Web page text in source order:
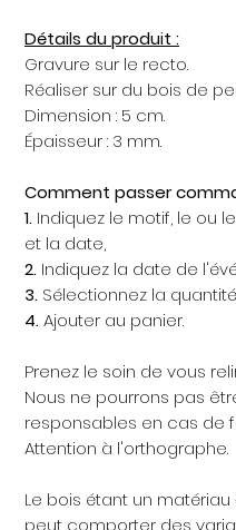
Détails du produit :
Gravure sur le recto.
Réaliser sur du bois de
Dimension : 5 cm.
Épaisseur : 3 mm.
Comment passer
1. Indiquez le motif, le ou
et la date,
2. Indiquez la date de
3. Sélectionnez la
4.Ajouter au panier.
Prenez le soin de vous
Nous ne pourrons pas
responsables en cas de
Attention à l'orthographe.
Le bois étant un matériau
peut comporter des